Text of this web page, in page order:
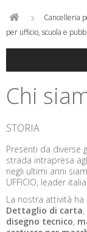
Cancelleria
per ufficio, scuola e
Chi
STORIA
Presenti da diverse
strada intrapresa
negli ultimi anni
UFFICIO, leader
La nostra attività
Dettaglio di carta,
disegno tecnico,